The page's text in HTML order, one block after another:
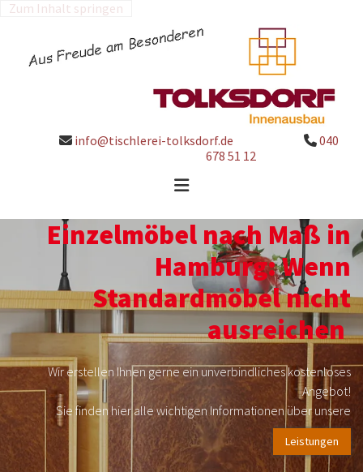
Zum Inhalt springen
 info@tischlerei-tolksdorf.de 040
678 51 12
Einzelmöbel nach Maß in
Hamburg: Wenn
Standardmöbel nicht
ausreichen
Wir erstellen Ihnen gerne ein unverbindliches kostenloses
Angebot!
Sie finden hier alle wichtigen Informationen über unsere
Leistungen